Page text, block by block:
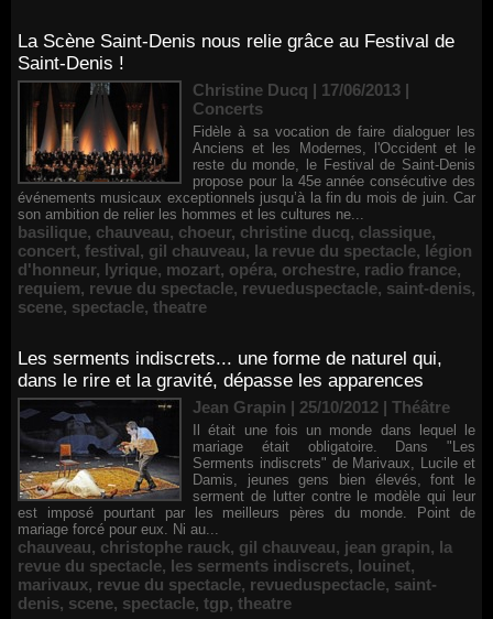
La Scène Saint-Denis nous relie grâce au Festival de
Saint-Denis !
Christine Ducq | 17/06/2013 |
Concerts
Fidèle à sa vocation de faire dialoguer les
Anciens et les Modernes, l'Occident et le
reste du monde, le Festival de Saint-Denis
propose pour la 45e année consécutive des
événements musicaux exceptionnels jusqu’à la fin du mois de juin. Car
son ambition de relier les hommes et les cultures ne...
basilique, chauveau, choeur, christine ducq, classique,
concert, festival, gil chauveau, la revue du spectacle, légion
d'honneur, lyrique, mozart, opéra, orchestre, radio france,
requiem, revue du spectacle, revueduspectacle, saint-denis,
scene, spectacle, theatre
Les serments indiscrets... une forme de naturel qui,
dans le rire et la gravité, dépasse les apparences
Jean Grapin | 25/10/2012 | Théâtre
Il était une fois un monde dans lequel le
mariage était obligatoire. Dans "Les
Serments indiscrets" de Marivaux, Lucile et
Damis, jeunes gens bien élevés, font le
serment de lutter contre le modèle qui leur
est imposé pourtant par les meilleurs pères du monde. Point de
mariage forcé pour eux. Ni au...
chauveau, christophe rauck, gil chauveau, jean grapin, la
revue du spectacle, les serments indiscrets, louinet,
marivaux, revue du spectacle, revueduspectacle, saint-
denis, scene, spectacle, tgp, theatre